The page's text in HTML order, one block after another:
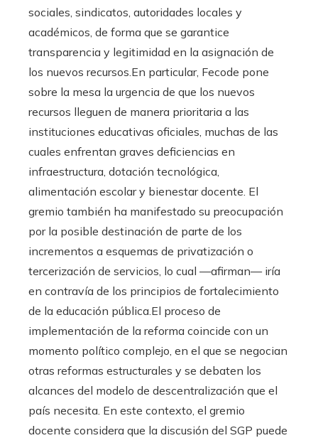
sociales, sindicatos, autoridades locales y
académicos, de forma que se garantice
transparencia y legitimidad en la asignación de
los nuevos recursos.En particular, Fecode pone
sobre la mesa la urgencia de que los nuevos
recursos lleguen de manera prioritaria a las
instituciones educativas oficiales, muchas de las
cuales enfrentan graves deficiencias en
infraestructura, dotación tecnológica,
alimentación escolar y bienestar docente. El
gremio también ha manifestado su preocupación
por la posible destinación de parte de los
incrementos a esquemas de privatización o
tercerización de servicios, lo cual —afirman— iría
en contravía de los principios de fortalecimiento
de la educación pública.El proceso de
implementación de la reforma coincide con un
momento político complejo, en el que se negocian
otras reformas estructurales y se debaten los
alcances del modelo de descentralización que el
país necesita. En este contexto, el gremio
docente considera que la discusión del SGP puede